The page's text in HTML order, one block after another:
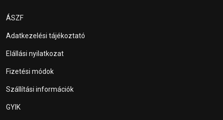
ÁSZF
Adatkezelési tájékoztató
Elállási nyilatkozat
Fizetési módok
Szállítási információk
GYIK